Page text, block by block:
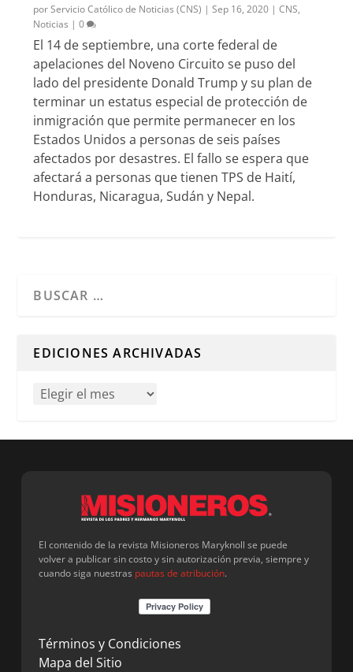
porServicio Católico de Noticias (CNS) |Sep 16, 2020 |CNS,
Noticias |0
El 14 de septiembre, una corte federal de
apelaciones del Noveno Circuito se puso del
lado del presidente Donald Trump y su plan de
terminar un estatus especial de protección de
inmigración que permite permanecer en los
Estados Unidos a personas de seis países
afectados por desastres. El fallo se espera que
afectará a personas que tienen TPS de Haití,
Honduras, Nicaragua, Sudán y Nepal.
EDICIONES ARCHIVADAS
El contenido de la revista Misioneros Maryknoll se puede
volver a publicar sin costo y sin autorización previa, siempre y
cuando siga nuestras pautas de atribución.
Términos y Condiciones
Mapa del Sitio